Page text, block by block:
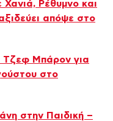
Ρέθυμνο και
απόψε στο
Τζεφ Μπάρον για
στο
στην Παιδική –